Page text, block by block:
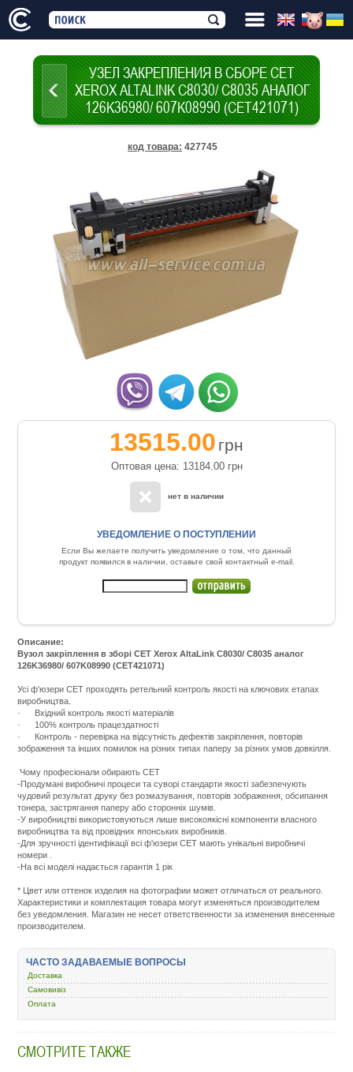
УЗЕЛ ЗАКРЕПЛЕНИЯ В СБОРЕ CET
XEROX ALTALINK C8030/ C8035 АНАЛОГ
126K36980/ 607K08990 (CET421071)
код товара: 427745
13515.00 грн
Оптовая цена: 13184.00 грн
нет в наличии
УВЕДОМЛЕНИЕ О ПОСТУПЛЕНИИ
Если Вы желаете получить уведомление о том, что данный
продукт появился в наличии, оставьте свой контактный e-mail.
Описание:
Вузол закріплення в зборі CET Xerox AltaLink C8030/ C8035 аналог
126K36980/ 607K08990 (CET421071)
Усі ф'юзери CET проходять ретельний контроль якості на ключових етапах
виробництва.
· Вхідний контроль якості матеріалів
· 100% контроль працездатності
· Контроль - перевірка на відсутність дефектів закріплення, повторів
зображення та інших помилок на різних типах паперу за різних умов довкілля.
Чому професіонали обирають СЕТ
-Продумані виробничі процеси та суворі стандарти якості забезпечують
чудовий результат друку без розмазування, повторів зображення, обсипання
тонера, застрягання паперу або сторонніх шумів.
-У виробництві використовуються лише високоякісні компоненти власного
виробництва та від провідних японських виробників.
-Для зручності ідентифікації всі ф'юзери CET мають унікальні виробничі
номери .
-На всі моделі надається гарантія 1 рік
service.com.uacatalog/4843-
zapchasti-
k-
uzel-
zakrepleniya-
sbore/427745-
cet-
altalink-
c8030-
* Цвет или оттенок изделия на фотографии может отличаться от реального.
Характеристики и комплектация товара могут изменяться производителем
без уведомления. Магазин не несет ответственности за изменения внесенные
производителем.
ЧАСТО ЗАДАВАЕМЫЕ ВОПРОСЫ
Доставка
Самовивіз
Оплата
СМОТРИТЕ ТАКЖЕ